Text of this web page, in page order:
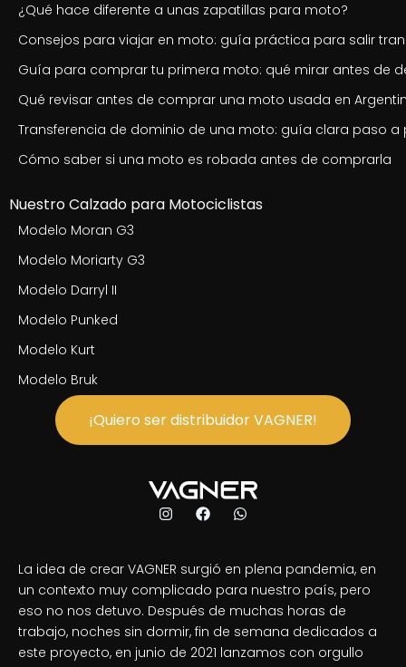
¿Qué hace diferente a unas zapatillas para moto?
Consejos para viajar en moto: guía práctica para salir
Guía para comprar tu primera moto: qué mirar antes de
Qué revisar antes de comprar una moto usada en
Transferencia de dominio de una moto: guía clara paso a
Cómo saber si una moto es robada antes de comprarla
Nuestro Calzado para Motociclistas
Modelo Moran G3
Modelo Moriarty G3
Modelo Darryl II
Modelo Punked
Modelo Kurt
Modelo Bruk
¡Quiero ser distribuidor VAGNER!
La idea de crear VAGNER surgió en plena pandemia, en
un contexto muy complicado para nuestro país, pero
eso no nos detuvo. Después de muchas horas de
trabajo, noches sin dormir, fin de semana dedicados a
este proyecto, en junio de 2021 lanzamos con orgullo